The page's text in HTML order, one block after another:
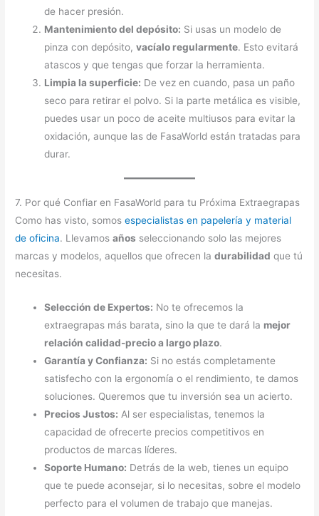
de hacer presión.
Mantenimiento del depósito: Si usas un modelo de
pinza con depósito,vacíalo regularmente. Esto evitará
atascos y que tengas que forzar la herramienta.
Limpia la superficie: De vez en cuando, pasa un paño
seco para retirar el polvo. Si la parte metálica es visible,
puedes usar un poco de aceite multiusos para evitar la
oxidación, aunque las de FasaWorld están tratadas para
durar.
7. Por qué Confiar en FasaWorld para tu Próxima Extraegrapas
Como has visto, somos especialistas en papelería y material
de oficina. Llevamosaños seleccionando solo las mejores
marcas y modelos, aquellos que ofrecen ladurabilidad que tú
necesitas.
Selección de Expertos: No te ofrecemos la
extraegrapas más barata, sino la que te dará la mejor
relación calidad-precio a largo plazo.
Garantía y Confianza: Si no estás completamente
satisfecho con la ergonomía o el rendimiento, te damos
soluciones. Queremos que tu inversión sea un acierto.
Precios Justos: Al ser especialistas, tenemos la
capacidad de ofrecerte precios competitivos en
productos de marcas líderes.
Soporte Humano: Detrás de la web, tienes un equipo
que te puede aconsejar, si lo necesitas, sobre el modelo
perfecto para el volumen de trabajo que manejas.